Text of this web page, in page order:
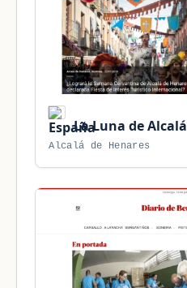
La Luna de Alcalá
Alcalá de Henares